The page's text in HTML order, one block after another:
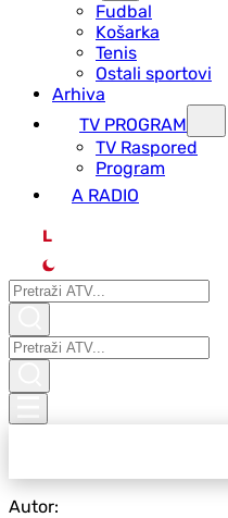
Fudbal
Košarka
Tenis
Ostali sportovi
Arhiva
TV PROGRAM
ТV Raspored
Program
A RADIO
L
Autor: